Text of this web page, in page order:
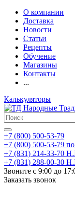
О компании
Доставка
Новости
Статьи
Рецепты
Обучение
Магазины
Контакты
...
Калькуляторы
+7 (800) 500-53-79
+7 (800) 500-53-79
+7 (831) 214-33-70
+7 (831) 288-00-30
Звоните с 9:00 до
Заказать звонок